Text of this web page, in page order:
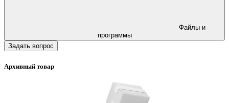
программы
Задать вопрос
Архивный товар